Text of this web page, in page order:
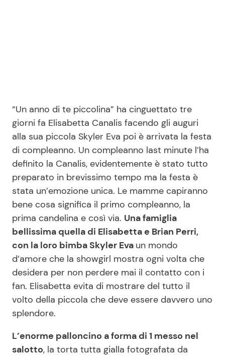
Salute
Viaggi e Turismo
Festività
Ricette Facili e Veloci
Ricette Feste
Ricette per Bambini
Seguici
Info
Chi siamo
Redazione
“Un anno di te piccolina” ha cinguettato tre
giorni fa Elisabetta Canalis facendo gli auguri
alla sua piccola Skyler Eva poi è arrivata la festa
di compleanno. Un compleanno last minute l’ha
definito la Canalis, evidentemente è stato tutto
preparato in brevissimo tempo ma la festa è
stata un’emozione unica. Le mamme capiranno
bene cosa significa il primo compleanno, la
prima candelina e così via. Una famiglia
bellissima quella di Elisabetta e Brian Perri,
con la loro bimba Skyler Eva un mondo
d’amore che la showgirl mostra ogni volta che
desidera per non perdere mai il contatto con i
fan. Elisabetta evita di mostrare del tutto il
volto della piccola che deve essere davvero uno
splendore.
L’enorme palloncino a forma di 1 messo nel
salotto, la torta tutta gialla fotografata da